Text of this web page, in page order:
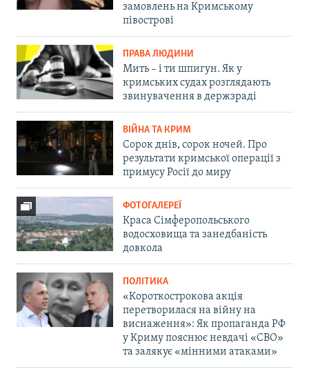
замовлень на Кримському
півострові
ПРАВА ЛЮДИНИ
Мить – і ти шпигун. Як у
кримських судах розглядають
звинувачення в держзраді
ВІЙНА ТА КРИМ
Сорок днів, сорок ночей. Про
результати кримської операції з
примусу Росії до миру
ФОТОГАЛЕРЕЇ
Краса Сімферопольського
водосховища та занедбаність
довкола
ПОЛІТИКА
«Короткострокова акція
перетворилася на війну на
виснаження»: Як пропаганда РФ
у Криму пояснює невдачі «СВО»
та залякує «мінними атаками»